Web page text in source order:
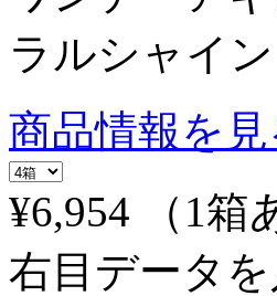
ラルシャイン
商品情報を見
¥6,954
（1箱
右目データを